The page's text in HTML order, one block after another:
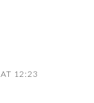
12:23